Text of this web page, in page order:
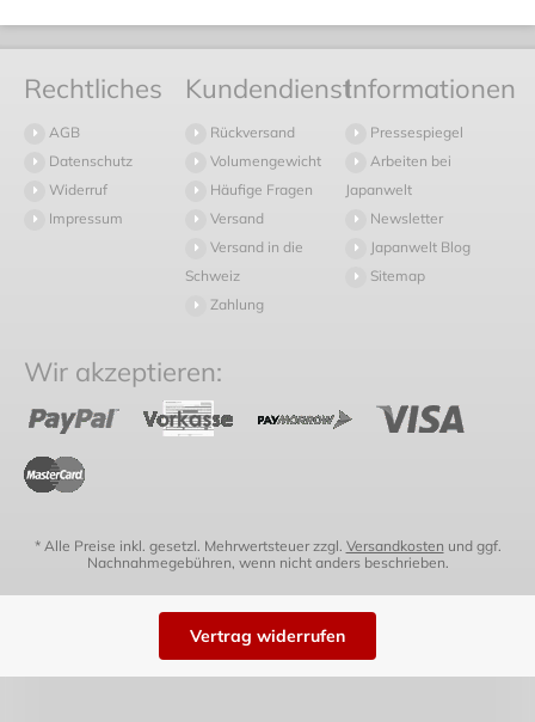
Rechtliches
AGB
Datenschutz
Widerruf
Impressum
Kundendienst
Rückversand
Volumengewicht
Häufige Fragen
Versand
Versand in die
Schweiz
Zahlung
Informationen
Pressespiegel
Arbeiten bei
Japanwelt
Newsletter
Japanwelt Blog
Sitemap
Wir akzeptieren:
* Alle Preise inkl. gesetzl. Mehrwertsteuer zzgl. Versandkosten und ggf.
Nachnahmegebühren, wenn nicht anders beschrieben.
Vertrag widerrufen